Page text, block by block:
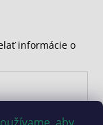
informácie o